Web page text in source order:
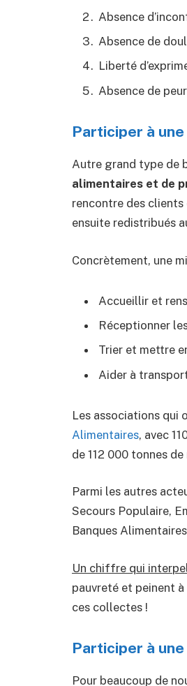
Absence
Absence de
Liberté
Absence de
Participer à
Autre grand type de
alimentaires et de
rencontre des clients
ensuite redistribués
Concrètement, une
Accueillir et
Réceptionner
Trier et mettre
Aider à
Les associations qui
Alimentaires, avec
de 112 000 tonnes
Parmi les autres
Secours Populaire,
Banques
Un chiffre qui
pauvreté et peinent
ces collectes !
Participer à
Pour beaucoup de